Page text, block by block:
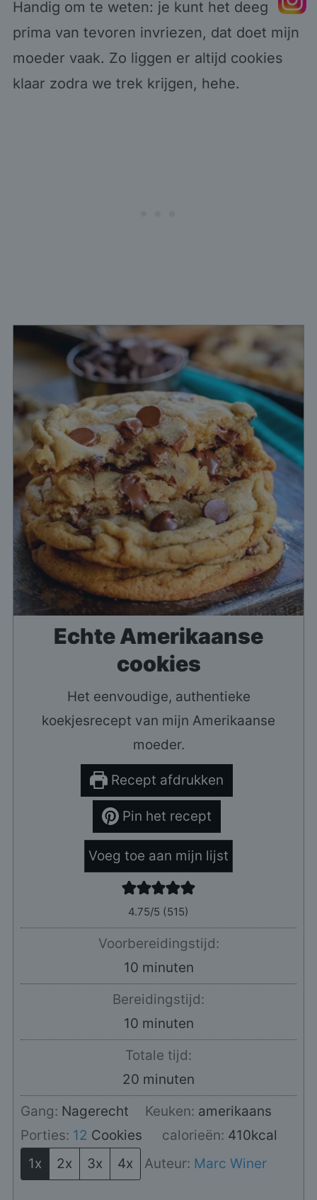
Handig om te weten: je kunt het deeg
prima van tevoren invriezen, dat doet mijn
moeder vaak. Zo liggen er altijd cookies
klaar zodra we trek krijgen, hehe.
Echte Amerikaanse
cookies
Het eenvoudige, authentieke
koekjesrecept van mijn Amerikaanse
moeder.
Recept afdrukken
Pin het recept
Voeg toe aan mijn lijst
4.75/5 (515)
Voorbereidingstijd:
10minuten
minuten
Bereidingstijd:
10minuten
minuten
Totale tijd:
20 minuten
minuten
Gang: Nagerecht Keuken: amerikaans
Porties: 12 Cookies calorieën: 410kcal
1x
2x 3x 4x Auteur: Marc Winer